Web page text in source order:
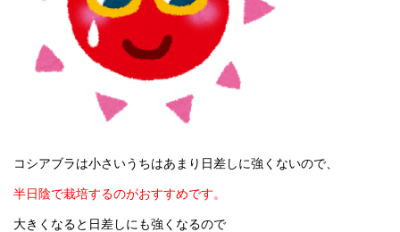
コシアブラは小さいうちはあまり日差しに強くないので、
半日陰で栽培するのがおすすめです。
大きくなると日差しにも強くなるので